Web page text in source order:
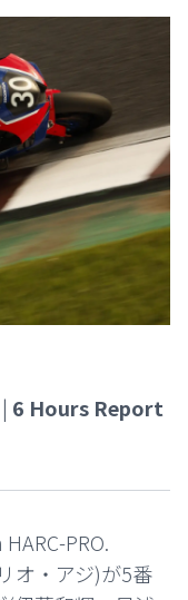
| 6 Hours Report
PRO.
オ・アジ)が5番